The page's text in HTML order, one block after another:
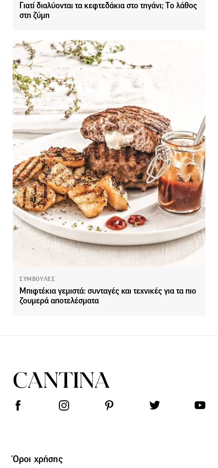
Γιατί διαλύονται τα κεφτεδάκια στο τηγάνι; Tο λάθος
στη ζύμη
ΣΥΜΒΟΥΛΕΣ
Μπιφτέκια γεμιστά: συνταγές και τεχνικές για τα πιο
ζουμερά αποτελέσματα
Όροι χρήσης